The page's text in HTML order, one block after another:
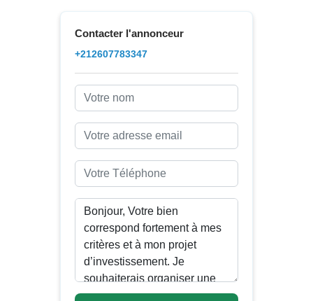
Contacter l'annonceur
+212607783347